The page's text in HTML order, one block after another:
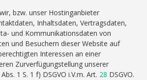
bzw. unser Hostinganbieter
Inhaltsdaten, Vertragsdaten,
und Kommunikationsdaten von
und Besuchern dieser Website auf
Interessen an einer
Zurverfügungstellung unserer
Abs. 1 S. 1 f) DSGVO i.V.m. Art. 28 DSGVO.